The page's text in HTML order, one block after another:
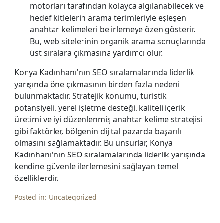
motorları tarafından kolayca algılanabilecek ve
hedef kitlelerin arama terimleriyle eşleşen
anahtar kelimeleri belirlemeye özen gösterir.
Bu, web sitelerinin organik arama sonuçlarında
üst sıralara çıkmasına yardımcı olur.
Konya Kadınhanı'nın SEO sıralamalarında liderlik
yarışında öne çıkmasının birden fazla nedeni
bulunmaktadır. Stratejik konumu, turistik
potansiyeli, yerel işletme desteği, kaliteli içerik
üretimi ve iyi düzenlenmiş anahtar kelime stratejisi
gibi faktörler, bölgenin dijital pazarda başarılı
olmasını sağlamaktadır. Bu unsurlar, Konya
Kadınhanı'nın SEO sıralamalarında liderlik yarışında
kendine güvenle ilerlemesini sağlayan temel
özelliklerdir.
Posted in: Uncategorized